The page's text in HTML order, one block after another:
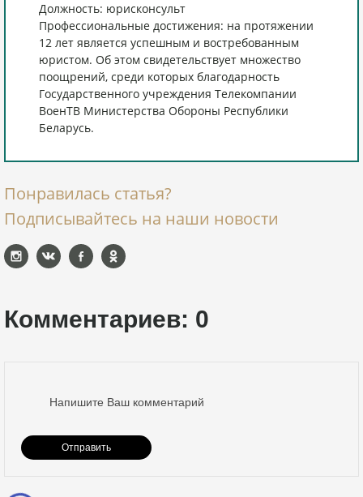
Должность: юрисконсульт
Профессиональные достижения: на протяжении
12 лет является успешным и востребованным
юристом. Об этом свидетельствует множество
поощрений, среди которых благодарность
Государственного учреждения Телекомпании
ВоенТВ Министерства Обороны Республики
Беларусь.
Понравилась статья?
Подписывайтесь на наши новости
Комментариев: 0